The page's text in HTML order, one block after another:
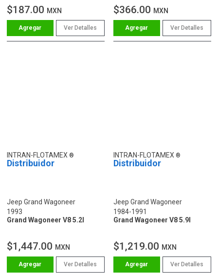
$187.00 MXN
Ver Detalles
$366.00 MXN
Ver Detalles
INTRAN-FLOTAMEX
Distribuidor
Jeep Grand Wagoneer
1993
Grand Wagoneer V8 5.2l
$1,447.00 MXN
Ver Detalles
INTRAN-FLOTAMEX
Distribuidor
Jeep Grand Wagoneer
1984-1991
Grand Wagoneer V8 5.9l
$1,219.00 MXN
Ver Detalles